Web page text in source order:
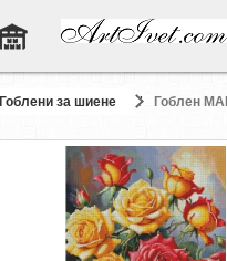
Гоблени за шиене Гоблен